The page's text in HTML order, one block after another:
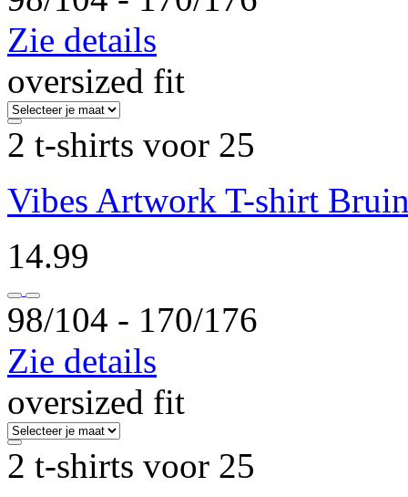
Zie details
oversized fit
2 t-shirts voor 25
Vibes Artwork T-shirt
14.99
98/104 ‐ 170/176
Zie details
oversized fit
2 t-shirts voor 25